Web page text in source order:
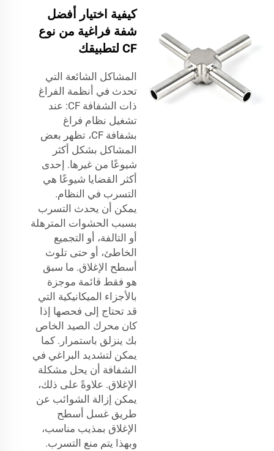
كيفية اختيار أفضل
شفة فراغية من نوع
CF لتطبيقك
المشاكل الشائعة التي
تحدث في أنظمة الفراغ
ذات الشفافة CF: عند
تشغيل نظام فراغ
بشفافة CF، تظهر بعض
المشاكل بشكل أكثر
شيوعًا من غيرها. إحدى
أكثر القضايا شيوعًا هي
التسرب في النظام.
يمكن أن يحدث التسرب
بسبب الحشوات المترهلة
أو التالفة، أو التجميع
الخاطئ، أو حتى تلوث
أسطح الإغلاق. ما سبق
هو فقط قائمة موجزة
بالأجزاء الميكانيكية التي
قد تحتاج إلى فحصها إذا
كان محرك الصيد الخاص
بك ينزلق باستمرار. كما
يمكن لتشديد البراغي في
الشفافة أن يحل مشكلة
الإغلاق. علاوةً على ذلك،
يمكن إزالة الشوائب عن
طريق غسل أسطح
الإغلاق بمذيب مناسب،
وبهذا يتم منع التسرب.